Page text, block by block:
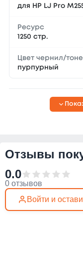
для HP LJ Pro
Ресурс
1250 стр.
Цвет чернил/
пурпурный
Отзывы
0.0
0 отзывов
Войти и